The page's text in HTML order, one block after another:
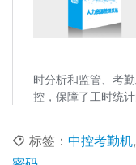
标签： 中控考勤机,